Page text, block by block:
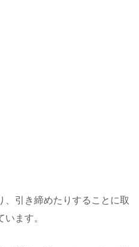
、引き締めたりすることに取
ます。